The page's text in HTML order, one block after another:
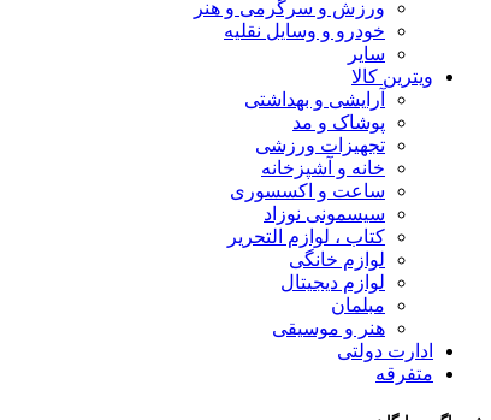
ورزش و سرگرمی و هنر
خودرو و وسایل نقلیه
سایر
ویترین کالا
آرایشی و بهداشتی
پوشاک و مد
تجهیزات ورزشی
خانه و آشپزخانه
ساعت و اکسسوری
سیسمونی نوزاد
کتاب ، لوازم التحریر
لوازم خانگی
لوازم دیجیتال
مبلمان
هنر و موسیقی
ادارت دولتی
متفرقه